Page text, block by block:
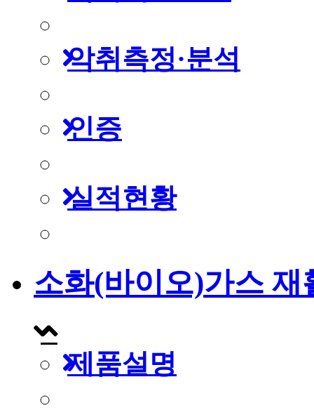
악취측정·분석
인증
실적현황
소화(바이오)가스 재
제품설명